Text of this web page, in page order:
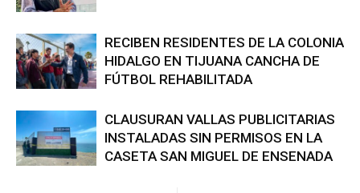
RECIBEN RESIDENTES DE LA COLONIA
HIDALGO EN TIJUANA CANCHA DE
FÚTBOL REHABILITADA
CLAUSURAN VALLAS PUBLICITARIAS
INSTALADAS SIN PERMISOS EN LA
CASETA SAN MIGUEL DE ENSENADA